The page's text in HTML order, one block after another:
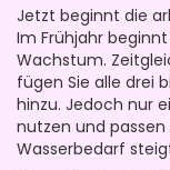
Jetzt beginnt die
Im Frühjahr
Wachstum.
fügen Sie alle drei
hinzu. Jedoch nur
nutzen und
Wasserbedarf